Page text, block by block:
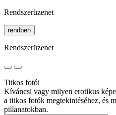
Rendszerüzenet
rendben
Rendszerüzenet
Titkos fotói
Kíváncsi vagy milyen erotikus
a titkos fotók megtekintéséhez, és
pillanatokban.